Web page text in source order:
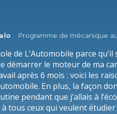
Programme de mécanique
de L’Automobile parce
démarrer le moteur de ma
après 6 mois : voici les
En plus, la façon
pendant que j’allais à
à tous ceux qui veulent